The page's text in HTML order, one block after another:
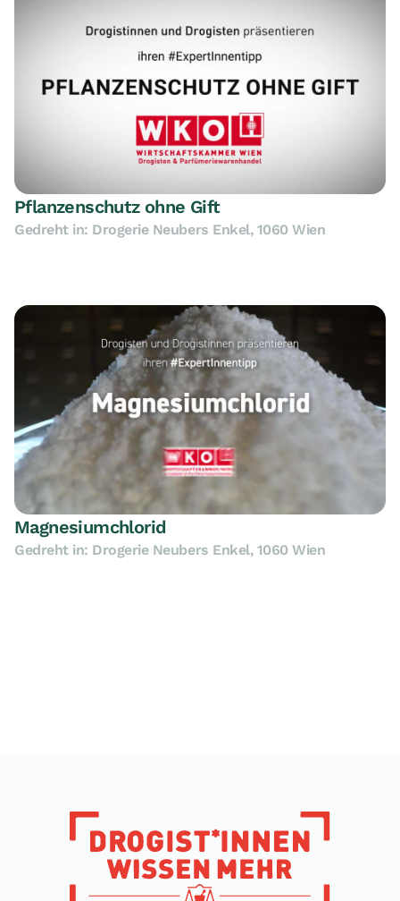
Pflanzenschutz ohne Gift
Gedreht in: Drogerie Neubers Enkel, 1060 Wien
Magnesiumchlorid
Gedreht in: Drogerie Neubers Enkel, 1060 Wien